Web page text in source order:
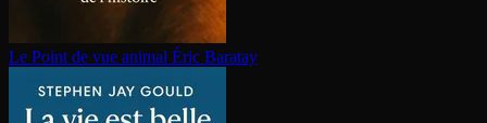
Le Point de vue animal Éric Baratay